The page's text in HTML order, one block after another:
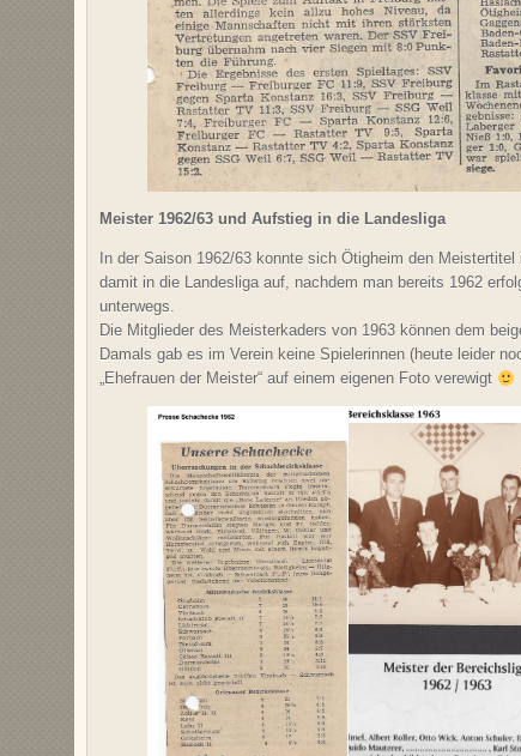
Meister 1962/63 und Aufstieg in die Landesliga
In der Saison 1962/63 konnte sich Ötigheim den
damit in die Landesliga auf, nachdem man bereits 1962
unterwegs.
Die Mitglieder des Meisterkaders von 1963 können dem
Damals gab es im Verein keine Spielerinnen (heute leider
„Ehefrauen der Meister“ auf einem eigenen Foto verewigt